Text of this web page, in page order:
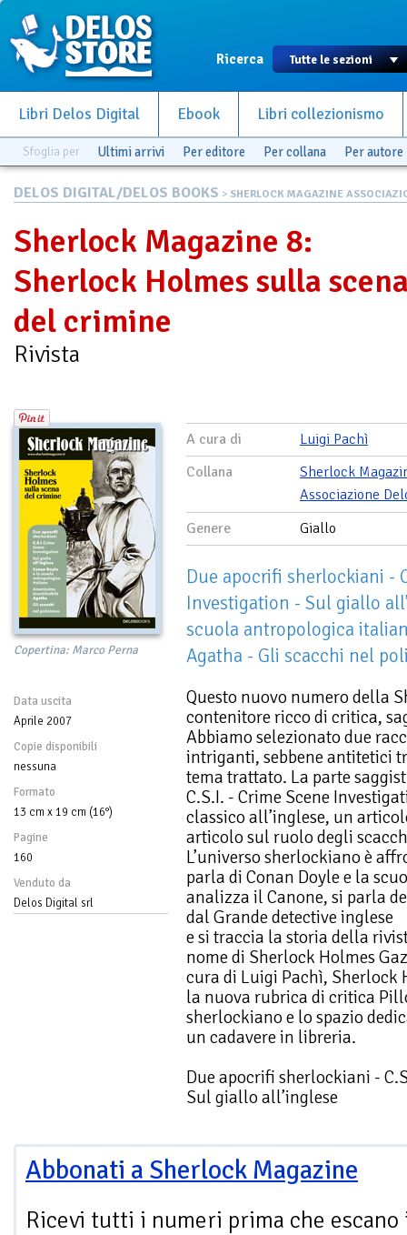
Ricerca
Libri Delos Digital Ebook Libri collezionismo
Sfoglia per Ultimi arrivi Per editore Per collana Per autore
DELOS DIGITAL/DELOS BOOKS > SHERLOCK MAGAZINE
Sherlock Magazine 8:
Sherlock Holmes sulla
del crimine
Rivista
Copertina: Marco Perna
Data uscita
Aprile 2007
Copie disponibili
nessuna
Formato
13 cm x 19 cm (16°)
Pagine
160
Venduto da
Delos Digital srl
A cura di
Luigi Pachì
Collana
Sherlock
Associazione
Genere
Giallo
Due apocrifi sherlockiani -
Investigation - Sul giallo
scuola antropologica
Agatha - Gli scacchi nel
Questo nuovo numero della
contenitore ricco di critica,
Abbiamo selezionato due
intriganti, sebbene antitetici
tema trattato. La parte
C.S.I. - Crime Scene
classico all’inglese, un
articolo sul ruolo degli
L’universo sherlockiano è
parla di Conan Doyle e la
analizza il Canone, si parla
dal Grande detective inglese
e si traccia la storia della
nome di Sherlock Holmes
cura di Luigi Pachì, Sherlock
la nuova rubrica di critica
sherlockiano e lo spazio
un cadavere in libreria.
Due apocrifi sherlockiani -
Sul giallo all’inglese
Abbonati a Sherlock Magazine
Ricevi tutti i numeri prima che escano